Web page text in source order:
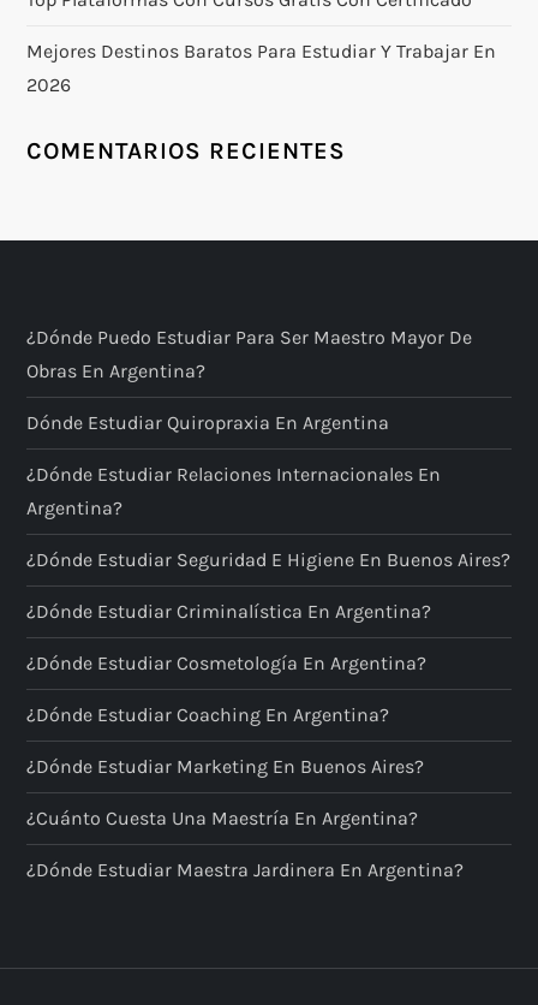
Mejores Destinos Baratos Para Estudiar Y Trabajar En
2026
COMENTARIOS RECIENTES
¿Dónde Puedo Estudiar Para Ser Maestro Mayor De
Obras En Argentina?
Dónde Estudiar Quiropraxia En Argentina
¿Dónde Estudiar Relaciones Internacionales En
Argentina?
¿Dónde Estudiar Seguridad E Higiene En Buenos Aires?
¿Dónde Estudiar Criminalística En Argentina?
¿Dónde Estudiar Cosmetología En Argentina?
¿Dónde Estudiar Coaching En Argentina?
¿Dónde Estudiar Marketing En Buenos Aires?
¿Cuánto Cuesta Una Maestría En Argentina?
¿Dónde Estudiar Maestra Jardinera En Argentina?